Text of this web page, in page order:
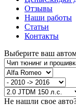
Отзывы
Наши работы
Статьи
Контакты
Выберите ваш
Не нашли свое